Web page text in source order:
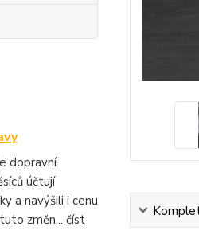
dopravní
účtují
a navýšili i cenu
změn... číst